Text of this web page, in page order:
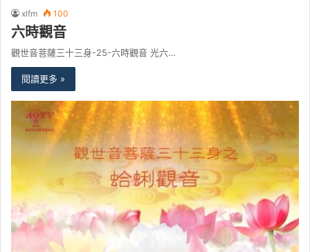
xlfm 100
六時觀音
觀世音菩薩三十三身-25-六時觀音 光六…
閱讀更多 »